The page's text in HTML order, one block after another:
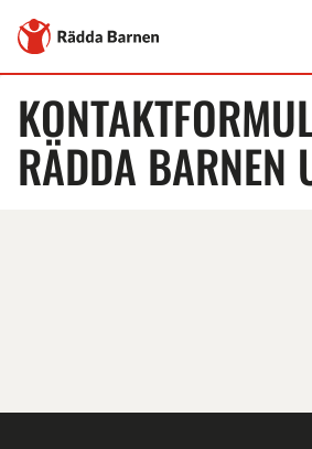
Till
Rädda
Barnens
RÄDDA BARNEN